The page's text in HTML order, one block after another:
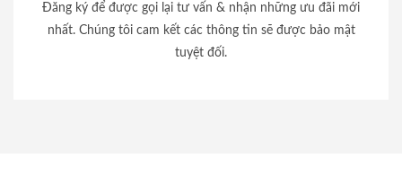
Đăng ký để được gọi lại tư vấn & nhận những ưu đãi mới
nhất. Chúng tôi cam kết các thông tin sẽ được bảo mật
tuyệt đối.